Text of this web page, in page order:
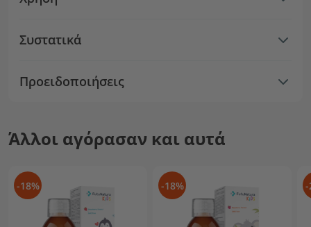
Συστατικά
Προειδοποιήσεις
Άλλοι αγόρασαν και αυτά
-18% -18% -